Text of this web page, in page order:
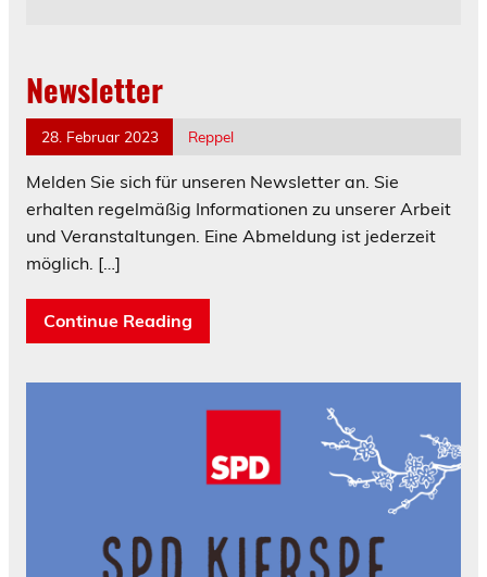
Newsletter
28. Februar 2023 Reppel
Melden Sie sich für unseren Newsletter an. Sie
erhalten regelmäßig Informationen zu unserer Arbeit
und Veranstaltungen. Eine Abmeldung ist jederzeit
möglich. […]
Continue Reading